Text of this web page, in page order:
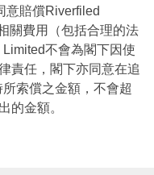
意賠償Riverfiled
關費用（包括合理的法
不會為閣下因使
責任，閣下亦同意在追
索償之金額，不會超
的金額。